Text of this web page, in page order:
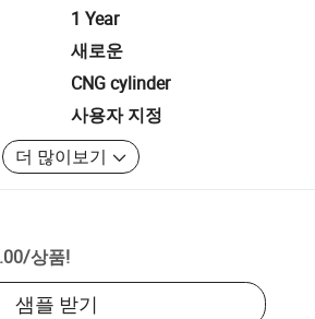
1 Year
새로운
CNG cylinder
사용자 지정
더 많이보기
/상품!
샘플 받기